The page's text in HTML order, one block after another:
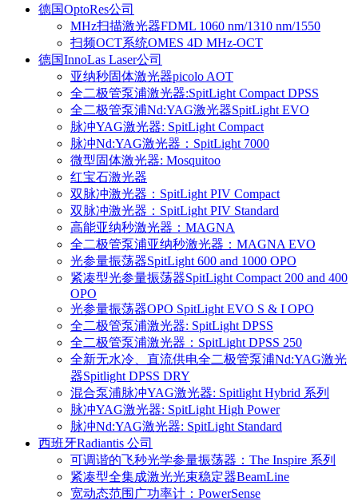
德国OptoRes公司
MHz扫描激光器FDML 1060 nm/1310 nm/1550
扫频OCT系统OMES 4D MHz-OCT
德国InnoLas Laser公司
亚纳秒固体激光器picolo AOT
全二极管泵浦激光器:SpitLight Compact DPSS
全二极管泵浦Nd:YAG激光器SpitLight EVO
脉冲YAG激光器: SpitLight Compact
脉冲Nd:YAG激光器：SpitLight 7000
微型固体激光器: Mosquitoo
红宝石激光器
双脉冲激光器：SpitLight PIV Compact
双脉冲激光器：SpitLight PIV Standard
高能亚纳秒激光器：MAGNA
全二极管泵浦亚纳秒激光器：MAGNA EVO
光参量振荡器SpitLight 600 and 1000 OPO
紧凑型光参量振荡器SpitLight Compact 200 and 400
OPO
光参量振荡器OPO SpitLight EVO S & I OPO
全二极管泵浦激光器: SpitLight DPSS
全二极管泵浦激光器：SpitLight DPSS 250
全新无水冷、直流供电全二极管泵浦Nd:YAG激光
器Spitlight DPSS DRY
混合泵浦脉冲YAG激光器: Spitlight Hybrid 系列
脉冲YAG激光器: SpitLight High Power
脉冲Nd:YAG激光器: SpitLight Standard
西班牙Radiantis 公司
可调谐的飞秒光学参量振荡器：The Inspire 系列
紧凑型全集成激光光束稳定器BeamLine
宽动态范围广功率计：PowerSense